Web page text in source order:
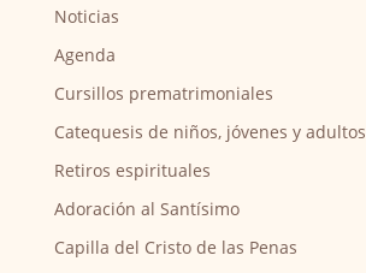
Noticias
Agenda
Cursillos prematrimoniales
Catequesis de niños, jóvenes y adultos
Retiros espirituales
Adoración al Santísimo
Capilla del Cristo de las Penas